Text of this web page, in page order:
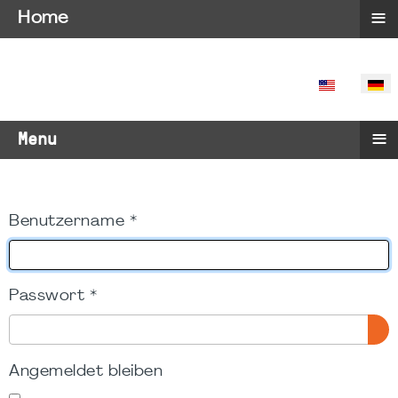
SPRACHE
Menu ≡
Benutzername *
Passwort *
Angemeldet bleiben
Home ≡